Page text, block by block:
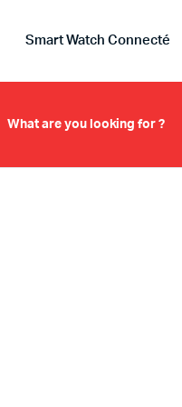
Smart Watch Connecté
What are you looking for ?